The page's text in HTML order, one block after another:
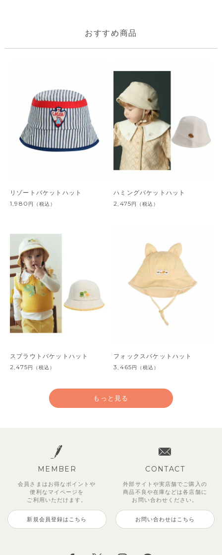
おすすめ商品
リゾートバケットハット
1,980 円 （税込）
ハミングバケットハット
2,475円 （税込）
スプラウトバケットハット
2,475円 （税込）
フォックスバケットハット
3,465円 （税込）
もっと見る
MEMBER
会員さまはお得なポイントや
便利な マイページを
ご利用いただけます。
新規会員登録はこちら
CONTACT
外部サイトや実店舗でご購入の
商品不良や在庫などは各店舗に
お問い合わせください。
お問い合わせはこちら